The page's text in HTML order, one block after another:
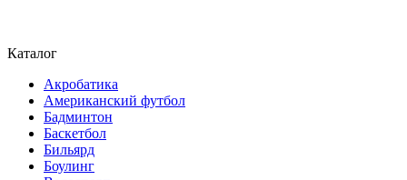
Каталог
Акробатика
Американский футбол
Бадминтон
Баскетбол
Бильярд
Боулинг